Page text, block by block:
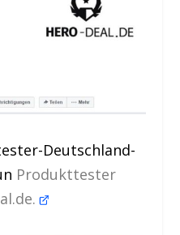
Deutschland-
Produkttester